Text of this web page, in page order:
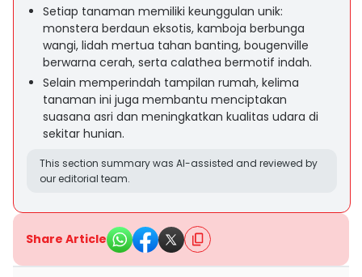
Setiap tanaman memiliki keunggulan unik:
monstera berdaun eksotis, kamboja berbunga
wangi, lidah mertua tahan banting, bougenville
berwarna cerah, serta calathea bermotif indah.
Selain memperindah tampilan rumah, kelima
tanaman ini juga membantu menciptakan
suasana asri dan meningkatkan kualitas udara di
sekitar hunian.
This section summary was AI-assisted and reviewed by
our editorial team.
Share Article